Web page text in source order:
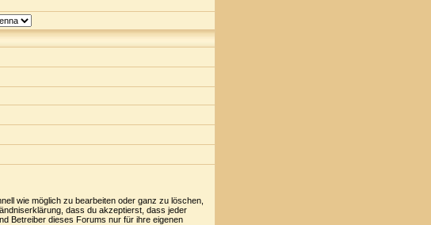
wie möglich zu bearbeiten oder ganz zu löschen,
dass du akzeptierst, dass jeder
Betreiber dieses Forums nur für ihre eigenen